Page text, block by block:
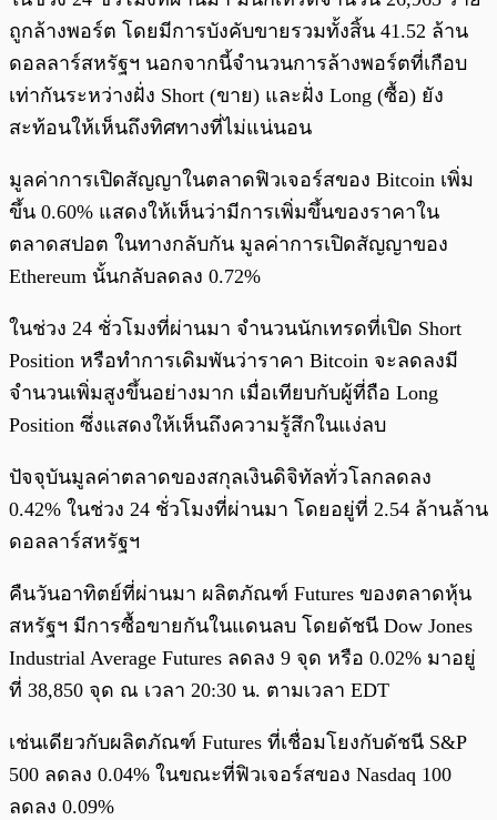
ถูกล้างพอร์ต โดยมีการบังคับขายรวมทั้งสิ้น 41.52 ล้าน
ดอลลาร์สหรัฐฯ นอกจากนี้จำนวนการล้างพอร์ตที่เกือบ
เท่ากันระหว่างฝั่ง Short (ขาย) และฝั่ง Long (ซื้อ) ยัง
สะท้อนให้เห็นถึงทิศทางที่ไม่แน่นอน
มูลค่าการเปิดสัญญาในตลาดฟิวเจอร์สของ Bitcoin เพิ่ม
ขึ้น 0.60% แสดงให้เห็นว่ามีการเพิ่มขึ้นของราคาใน
ตลาดสปอต ในทางกลับกัน มูลค่าการเปิดสัญญาของ
Ethereum นั้นกลับลดลง 0.72%
ในช่วง 24 ชั่วโมงที่ผ่านมา จำนวนนักเทรดที่เปิด Short
Position หรือทำการเดิมพันว่าราคา Bitcoin จะลดลงมี
จำนวนเพิ่มสูงขึ้นอย่างมาก เมื่อเทียบกับผู้ที่ถือ Long
Position ซึ่งแสดงให้เห็นถึงความรู้สึกในแง่ลบ
ปัจจุบันมูลค่าตลาดของสกุลเงินดิจิทัลทั่วโลกลดลง
0.42% ในช่วง 24 ชั่วโมงที่ผ่านมา โดยอยู่ที่ 2.54 ล้านล้าน
ดอลลาร์สหรัฐฯ
คืนวันอาทิตย์ที่ผ่านมา ผลิตภัณฑ์ Futures ของตลาดหุ้น
สหรัฐฯ มีการซื้อขายกันในแดนลบ โดยดัชนี Dow Jones
Industrial Average Futures ลดลง 9 จุด หรือ 0.02% มาอยู่
ที่ 38,850 จุด ณ เวลา 20:30 น. ตามเวลา EDT
เช่นเดียวกับผลิตภัณฑ์ Futures ที่เชื่อมโยงกับดัชนี S&P
500 ลดลง 0.04% ในขณะที่ฟิวเจอร์สของ Nasdaq 100
ลดลง 0.09%